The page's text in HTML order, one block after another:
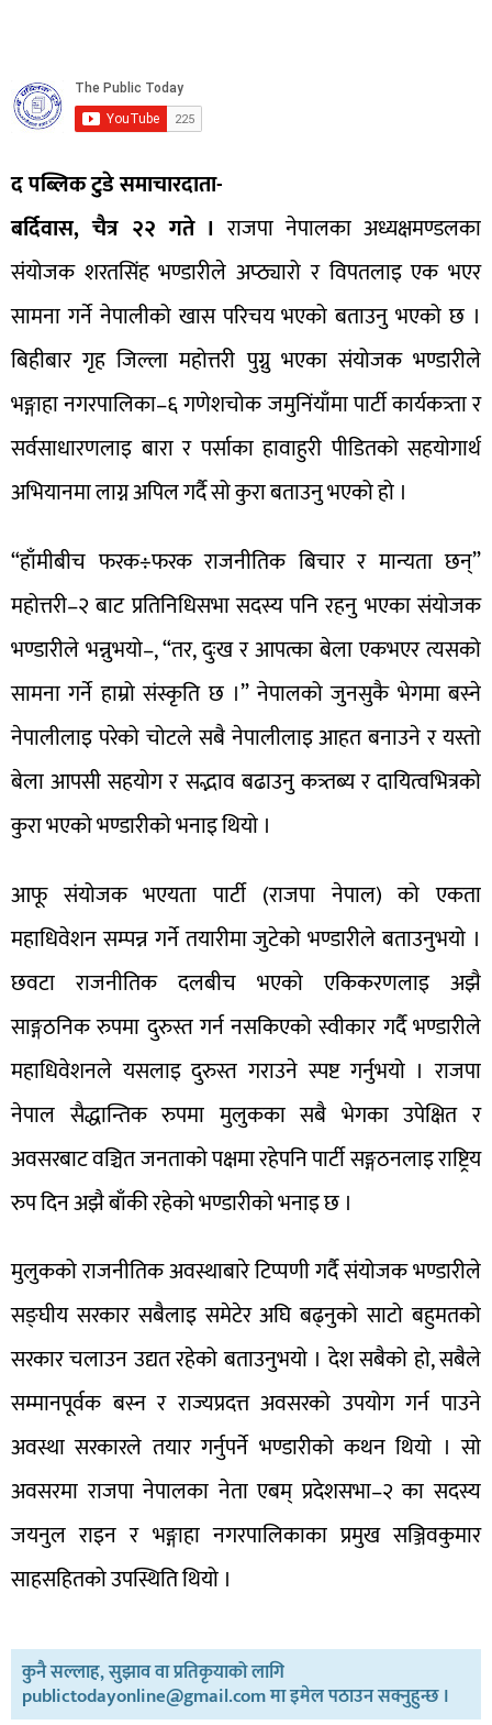
द पब्लिक टुडे समाचारदाता-
बर्दिवास, चैत्र २२ गते । राजपा नेपालका अध्यक्षमण्डलका
संयोजक शरतसिंह भण्डारीले अप्ठ्यारो र विपतलाइ एक भएर
सामना गर्ने नेपालीको खास परिचय भएको बताउनु भएको छ ।
बिहीबार गृह जिल्ला महोत्तरी पुग्नु भएका संयोजक भण्डारीले
भङ्गाहा नगरपालिका–६ गणेशचोक जमुनिंयाँमा पार्टी कार्यकत्र्ता र
सर्वसाधारणलाइ बारा र पर्साका हावाहुरी पीडितको सहयोगार्थ
अभियानमा लाग्न अपिल गर्दै सो कुरा बताउनु भएको हो ।
“हाँमीबीच फरक÷फरक राजनीतिक बिचार र मान्यता छन्”
महोत्तरी–२ बाट प्रतिनिधिसभा सदस्य पनि रहनु भएका संयोजक
भण्डारीले भन्नुभयो–, “तर, दुःख र आपत्का बेला एकभएर त्यसको
सामना गर्ने हाम्रो संस्कृति छ ।” नेपालको जुनसुकै भेगमा बस्ने
नेपालीलाइ परेको चोटले सबै नेपालीलाइ आहत बनाउने र यस्तो
बेला आपसी सहयोग र सद्भाव बढाउनु कत्र्तब्य र दायित्वभित्रको
कुरा भएको भण्डारीको भनाइ थियो ।
आफू संयोजक भएयता पार्टी (राजपा नेपाल) को एकता
महाधिवेशन सम्पन्न गर्ने तयारीमा जुटेको भण्डारीले बताउनुभयो ।
छवटा राजनीतिक दलबीच भएको एकिकरणलाइ अझै
साङ्गठनिक रुपमा दुरुस्त गर्न नसकिएको स्वीकार गर्दै भण्डारीले
महाधिवेशनले यसलाइ दुरुस्त गराउने स्पष्ट गर्नुभयो । राजपा
नेपाल सैद्धान्तिक रुपमा मुलुकका सबै भेगका उपेक्षित र
अवसरबाट वञ्चित जनताको पक्षमा रहेपनि पार्टी सङ्गठनलाइ राष्ट्रिय
रुप दिन अझै बाँकी रहेको भण्डारीको भनाइ छ ।
मुलुकको राजनीतिक अवस्थाबारे टिप्पणी गर्दै संयोजक भण्डारीले
सङ्घीय सरकार सबैलाइ समेटेर अघि बढ्नुको साटो बहुमतको
सरकार चलाउन उद्यत रहेको बताउनुभयो । देश सबैको हो, सबैले
सम्मानपूर्वक बस्न र राज्यप्रदत्त अवसरको उपयोग गर्न पाउने
अवस्था सरकारले तयार गर्नुपर्ने भण्डारीको कथन थियो । सो
अवसरमा राजपा नेपालका नेता एबम् प्रदेशसभा–२ का सदस्य
जयनुल राइन र भङ्गाहा नगरपालिकाका प्रमुख सञ्जिवकुमार
साहसहितको उपस्थिति थियो ।
कुनै सल्लाह, सुझाव वा प्रतिकृयाको लागि
publictodayonline@gmail.com मा इमेल पठाउन सक्नुहुन्छ ।